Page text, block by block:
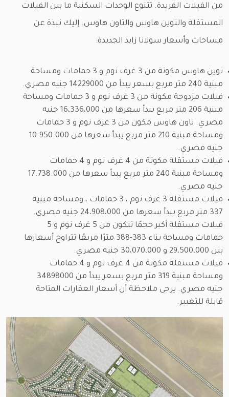
من الفيلات الفريدة. تتنوع الوحدات السكنية ما بين الفيلات
المستقلة والتوين هاوس والتاون هاوس. إليك نبذة عن
مساحات وأسعار سولانا زايد الجديدة:
توين هاوس مكونة من 3 غرف نوم و 3 حمامات ومساحة
مبنية 240 متر مربع بسعر يبدأ من 14229000 جنيه مصري.
فيلات مزدوجة مكونة من 3 غرف نوم و 3 حمامات ومساحة
مبنية 206 متر مربع يبدأ سعرها من 16،336،000 جنيه
مصري. تاون هاوس مكون من 3 غرف نوم و 3 حمامات
ومساحة مبنية 210 متر مربع يبدأ سعرها من 10.950.000
جنيه مصري.
فيلات مستقلة مكونة من 4 غرف نوم و 4 حمامات
ومساحة مبنية 240 متر مربع يبدأ سعرها من 17.738.000
جنيه مصري.
فيلات مستقلة 3 غرف نوم ، 3 حمامات ، ومساحة مبنية
337 متر مربع يبدأ سعرها من 24،908،000 جنيه مصري.
فيلات مستقلة أكبر حجمًا تتكون من 5 غرف نوم و 5
حمامات ومساحة بناء 383-388 مترًا مربعًا تتراوح أسعارها
بين 29،500،000 و 30،070،000 جنيه مصري.
فيلات مستقلة مكونة من 4 غرف نوم و 4 حمامات
ومساحة مبنية 319 متر مربع بسعر يبدأ من 34898000
جنيه مصري. يرجى ملاحظة أن أسعار العقارات المتاحة
قابلة للتغيير.